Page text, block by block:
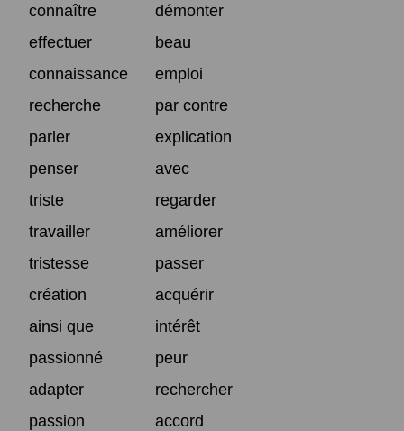
connaître
démonter
effectuer
beau
connaissance
emploi
recherche
par contre
parler
explication
penser
avec
triste
regarder
travailler
améliorer
tristesse
passer
création
acquérir
ainsi que
intérêt
passionné
peur
adapter
rechercher
passion
accord